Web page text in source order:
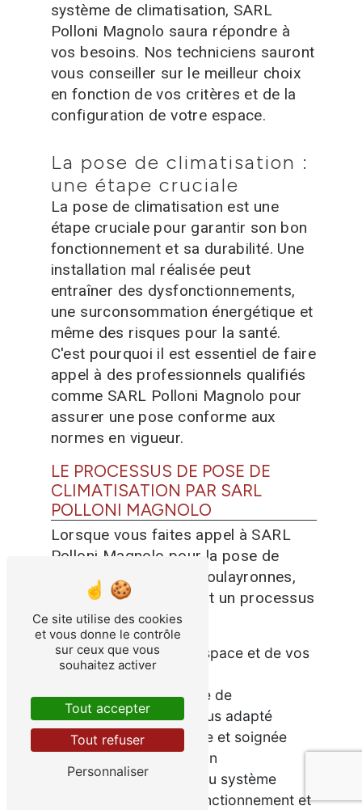
système de climatisation, SARL
Polloni Magnolo saura répondre à
vos besoins. Nos techniciens sauront
vous conseiller sur le meilleur choix
en fonction de vos critères et de la
configuration de votre espace.
La pose de climatisation :
une étape cruciale
La pose de climatisation est une
étape cruciale pour garantir son bon
fonctionnement et sa durabilité. Une
installation mal réalisée peut
entraîner des dysfonctionnements,
une surconsommation énergétique et
même des risques pour la santé.
C'est pourquoi il est essentiel de faire
appel à des professionnels qualifiés
comme SARL Polloni Magnolo pour
assurer une pose conforme aux
normes en vigueur.
LE PROCESSUS DE POSE DE
CLIMATISATION PAR SARL
POLLONI MAGNOLO
Lorsque vous faites appel à SARL
Polloni Magnolo pour la pose de
votre climatisation à Foulayronnes,
nos techniciens suivent un processus
rigoureux :
Etude de votre espace et de vos
besoins
Choix du système de
climatisation le plus adapté
Installation propre et soignée
Vérification du bon
fonctionnement du système
Explication du fonctionnement et
Ce site utilise des cookies
et vous donne le contrôle
sur ceux que vous
souhaitez activer
Tout accepter
Tout refuser
Personnaliser